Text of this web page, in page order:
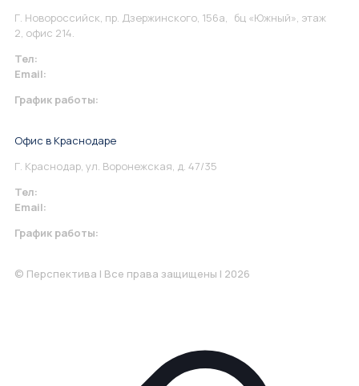
Г. Новороссийск, пр. Дзержинского, 156а, бц «Южный», этаж
2, офис 214.
Тел:
Email:
График работы:
Офис в Краснодаре
Г. Краснодар, ул. Воронежская, д. 47/35
Тел:
Email:
График работы:
© Перспектива | Все права защищены | 2026